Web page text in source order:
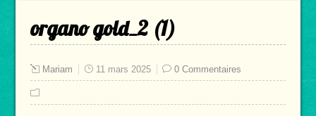
organo gold_2 (1)
Mariam 11 mars 2025 0 Commentaires